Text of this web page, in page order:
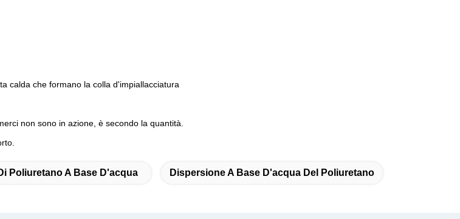
calda che formano la colla d'impiallacciatura
non sono in azione, è secondo la quantità.
Poliuretano A Base D'acqua Dispersione A Base D'acqua Del Poliuretano